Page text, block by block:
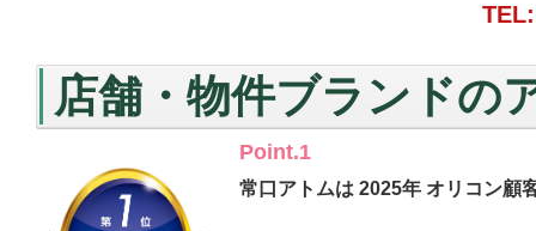
店舗・物件ブランドの
Point.1
常口アトムは 2025年 オリコン顧